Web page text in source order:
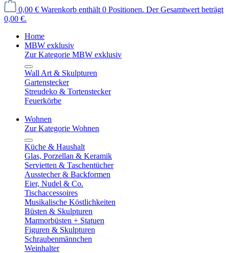
0,00 € Warenkorb enthält 0 Positionen. Der Gesamtwert beträgt
0,00 €.
Home
MBW exklusiv
Zur Kategorie MBW exklusiv
Wall Art & Skulpturen
Gartenstecker
Streudeko & Tortenstecker
Feuerkörbe
Wohnen
Zur Kategorie Wohnen
Küche & Haushalt
Glas, Porzellan & Keramik
Servietten & Taschentücher
Ausstecher & Backformen
Eier, Nudel & Co.
Tischaccessoires
Musikalische Köstlichkeiten
Büsten & Skulpturen
Marmorbüsten + Statuen
Figuren & Skulpturen
Schraubenmännchen
Weinhalter